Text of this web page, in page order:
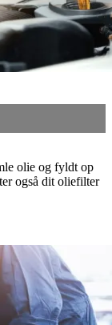
olie og fyldt op
også dit oliefilter